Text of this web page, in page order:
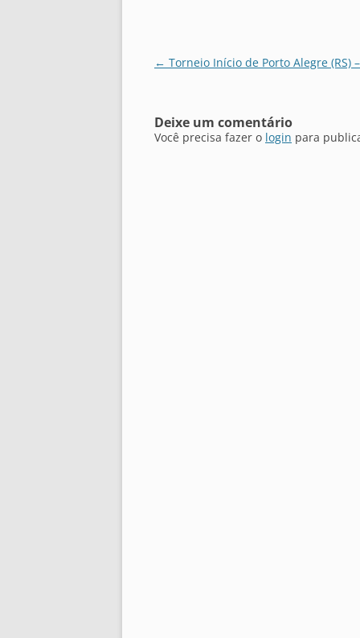
Navegação
← Torneio Início de Porto Alegre (RS)
Deixe um comentário
Você precisa fazer o login para